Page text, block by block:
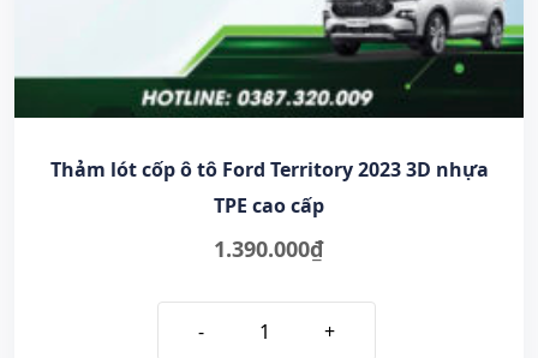
Thảm lót cốp ô tô Ford Territory 2023 3D nhựa
TPE cao cấp
1.390.000₫
- +